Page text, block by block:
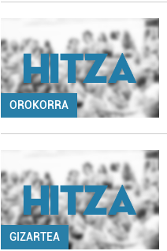
OROKORRA
GIZARTEA